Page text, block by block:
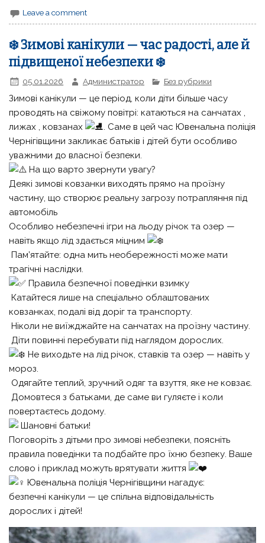
Leave a comment
❄️ Зимові канікули — час радості, але й
підвищеної небезпеки ❄️
05.01.2026 Администратор Без рубрики
Зимові канікули — це період, коли діти більше часу
проводять на свіжому повітрі: катаються на санчатах,
лижах, ковзанах
. Саме в цей час Ювенальна поліція
Чернігівщини закликає батьків і дітей бути особливо
уважними до власної безпеки.
На що варто звернути увагу?
Деякі зимові ковзанки виходять прямо на проїзну
частину, що створює реальну загрозу потрапляння під
автомобіль
Особливо небезпечні ігри на льоду річок та озер —
навіть якщо лід здається міцним
Пам’ятайте: одна мить необережності може мати
трагічні наслідки.
Правила безпечної поведінки взимку
Катайтеся лише на спеціально облаштованих
ковзанках, подалі від доріг та транспорту.
Ніколи не виїжджайте на санчатах на проїзну частину.
Діти повинні перебувати під наглядом дорослих.
Не виходьте на лід річок, ставків та озер — навіть у
мороз.
Одягайте теплий, зручний одяг та взуття, яке не ковзає.
Домовтеся з батьками, де саме ви гуляєте і коли
повертаєтесь додому.
Шановні батьки!
Поговоріть з дітьми про зимові небезпеки, поясніть
правила поведінки та подбайте про їхню безпеку. Ваше
слово і приклад можуть врятувати життя
Ювенальна поліція Чернігівщини нагадує:
безпечні канікули — це спільна відповідальність
дорослих і дітей!